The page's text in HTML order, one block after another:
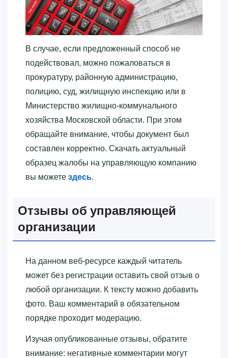
В случае, если предложенный способ не
подействовал, можно пожаловаться в
прокуратуру, районную администрацию,
полицию, суд, жилищную инспекцию или в
Министерство жилищно-коммунального
хозяйства Московской области. При этом
обращайте внимание, чтобы документ был
составлен корректно. Скачать актуальный
образец жалобы на управляющую компанию
вы можете здесь.
Отзывы об управляющей
организации
На данном веб-ресурсе каждый читатель
может без регистрации оставить свой отзыв о
любой организации. К тексту можно добавить
фото. Ваш комментарий в обязательном
порядке проходит модерацию.
Изучая опубликованные отзывы, обратите
внимание: негативные комментарии могут